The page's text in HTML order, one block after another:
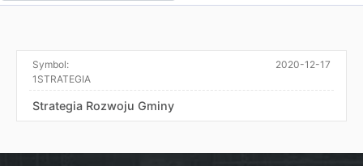
Symbol:
1STRATEGIA
2020-12-17
Strategia Rozwoju Gminy